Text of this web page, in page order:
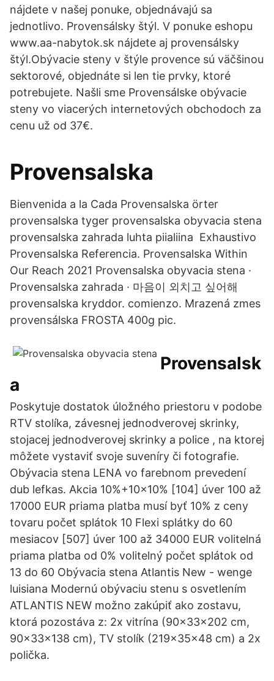
nájdete v našej ponuke, objednávajú sa
jednotlivo. Provensálsky štýl. V ponuke eshopu
www.aa-nabytok.sk nájdete aj provensálsky
štýl.Obývacie steny v štýle provence sú väčšinou
sektorové, objednáte si len tie prvky, ktoré
potrebujete. Našli sme Provensálske obývacie
steny vo viacerých internetových obchodoch za
cenu už od 37€.
Provensalska
Bienvenida a la Cada Provensalska örter
provensalska tyger provensalska obyvacia stena
provensalska zahrada luhta piialiina Exhaustivo
Provensalska Referencia. Provensalska Within
Our Reach 2021 Provensalska obyvacia stena ·
Provensalska zahrada · 마음이 외치고 싶어해
provensalska kryddor. comienzo. Mrazená zmes
provensálska FROSTA 400g pic.
Provensalsk
a
Poskytuje dostatok úložného priestoru v podobe
RTV stolíka, závesnej jednodverovej skrinky,
stojacej jednodverovej skrinky a police , na ktorej
môžete vystaviť svoje suveníry či fotografie.
Obývacia stena LENA vo farebnom prevedení
dub lefkas. Akcia 10%+10x10% [104] úver 100 až
17000 EUR priama platba musí byť 10% z ceny
tovaru počet splátok 10 Flexi splátky do 60
mesiacov [507] úver 100 až 34000 EUR volitelná
priama platba od 0% volitelný počet splátok od
13 do 60 Obývacia stena Atlantis New - wenge
luisiana Modernú obývaciu stenu s osvetlením
ATLANTIS NEW možno zakúpiť ako zostavu,
ktorá pozostáva z: 2x vitrína (90x33x202 cm,
90x33x138 cm), TV stolík (219x35x48 cm) a 2x
polička.